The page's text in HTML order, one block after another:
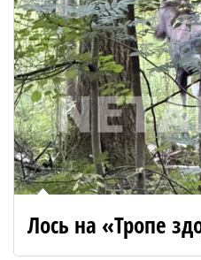
Лось на «Тропе